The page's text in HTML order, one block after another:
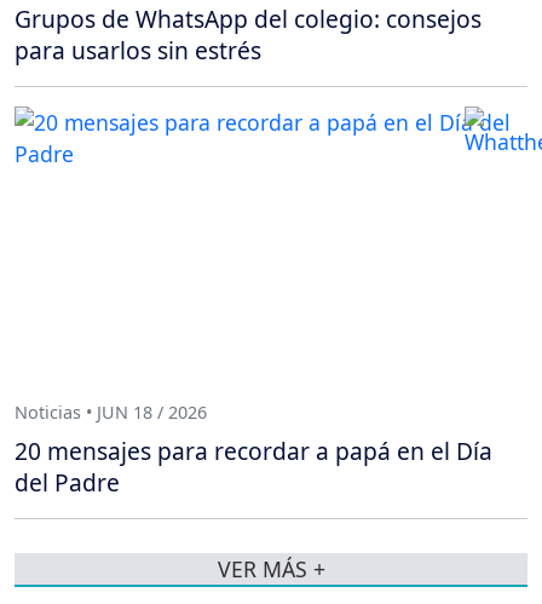
Grupos de WhatsApp del colegio: consejos
para usarlos sin estrés
Noticias • JUN 18 / 2026
20 mensajes para recordar a papá en el Día
del Padre
VER MÁS +